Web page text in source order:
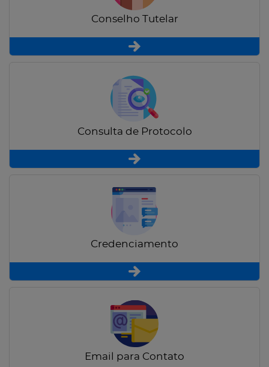
Conselho Tutelar
Consulta de Protocolo
Credenciamento
Email para Contato